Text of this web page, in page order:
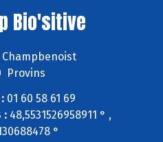
Bio'sitive
Champbenoist
Provins
01 60 58 61 69
: 48,5531526958911 ° ,
°